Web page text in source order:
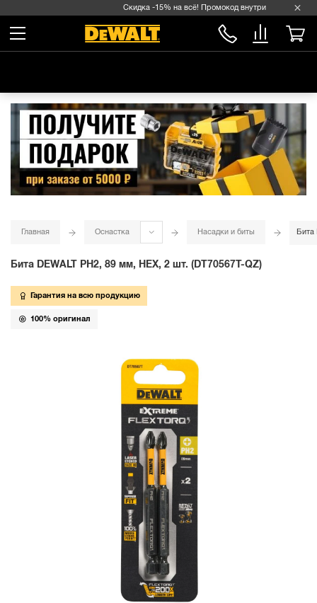
Скидка -15% на всё! Промокод внутри →
Главная Оснастка Насадки и биты Бита
Бита DEWALT PH2, 89 мм, HEX, 2 шт. (DT70567T-QZ)
Гарантия на всю продукцию
100% оригинал